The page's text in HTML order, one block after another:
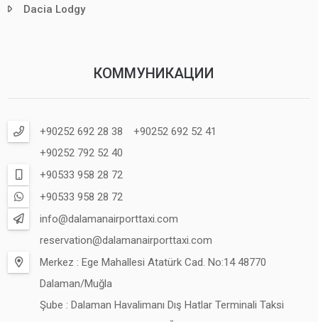
Dacia Lodgy
КОММУНИКАЦИИ
+90252 692 28 38
+90252 692 52 41
+90252 792 52 40
+90533 958 28 72
+90533 958 28 72
info@dalamanairporttaxi.com
reservation@dalamanairporttaxi.com
Merkez : Ege Mahallesi Atatürk Cad. No:14 48770
Dalaman/Muğla
Şube : Dalaman Havalimanı Dış Hatlar Terminali Taksi